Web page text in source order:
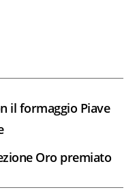
il formaggio Piave
Oro premiato